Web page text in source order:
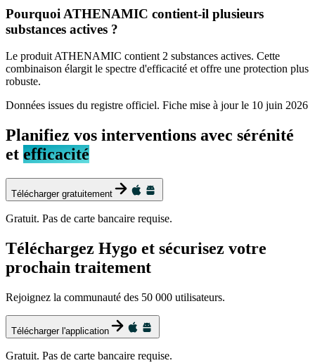
Pourquoi ATHENAMIC contient-il plusieurs
substances actives ?
Le produit ATHENAMIC contient 2 substances actives. Cette
combinaison élargit le spectre d'efficacité et offre une protection plus
robuste.
Données issues du registre officiel. Fiche mise à jour le 10 juin 2026
Planifiez vos interventions avec sérénité
et efficacité
Télécharger gratuitement
Gratuit. Pas de carte bancaire requise.
Téléchargez Hygo et sécurisez votre
prochain traitement
Rejoignez la communauté des 50 000 utilisateurs.
Télécharger l'application
Gratuit. Pas de carte bancaire requise.